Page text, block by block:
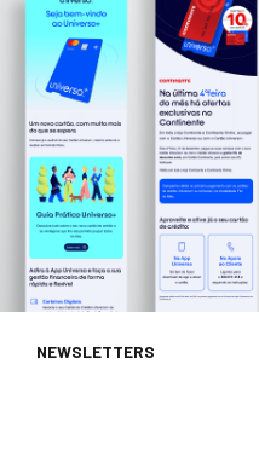
NEWSLETTERS